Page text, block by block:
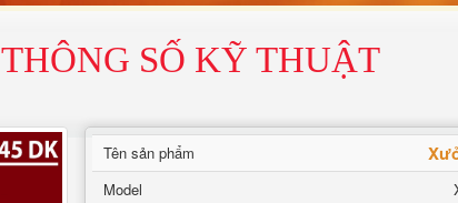
THÔNG SỐ KỸ THUẬT
Tên sản phẩm
Model